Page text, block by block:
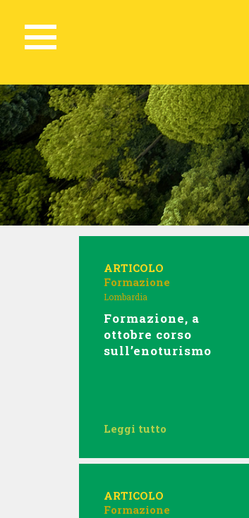
ARTICOLO
Formazione
Lombardia
Formazione, a
ottobre corso
sull’enoturismo
Leggi tutto
ARTICOLO
Formazione